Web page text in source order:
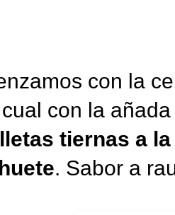
con la
con la
tiernas a
. Sabor a